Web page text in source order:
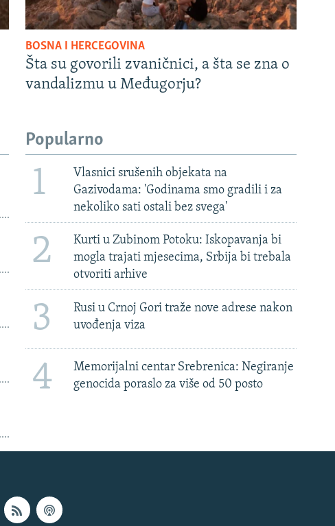
BOSNA I HERCEGOVINA
Šta su govorili zvaničnici, a šta se zna o
vandalizmu u Međugorju?
Popularno
1
Vlasnici srušenih objekata na
Gazivodama: 'Godinama smo gradili i za
nekoliko sati ostali bez svega'
2
Kurti u Zubinom Potoku: Iskopavanja bi
mogla trajati mjesecima, Srbija bi trebala
otvoriti arhive
3
Rusi u Crnoj Gori traže nove adrese nakon
uvođenja viza
4
Memorijalni centar Srebrenica: Negiranje
genocida poraslo za više od 50 posto